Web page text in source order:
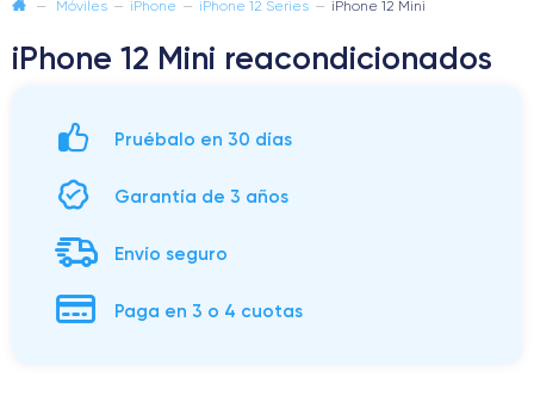
— Móviles — iPhone — iPhone 12 Series — iPhone 12 Mini
iPhone 12 Mini reacondicionados
Pruébalo en 30 días
Garantía de 3 años
Envío seguro
Paga en 3 o 4 cuotas